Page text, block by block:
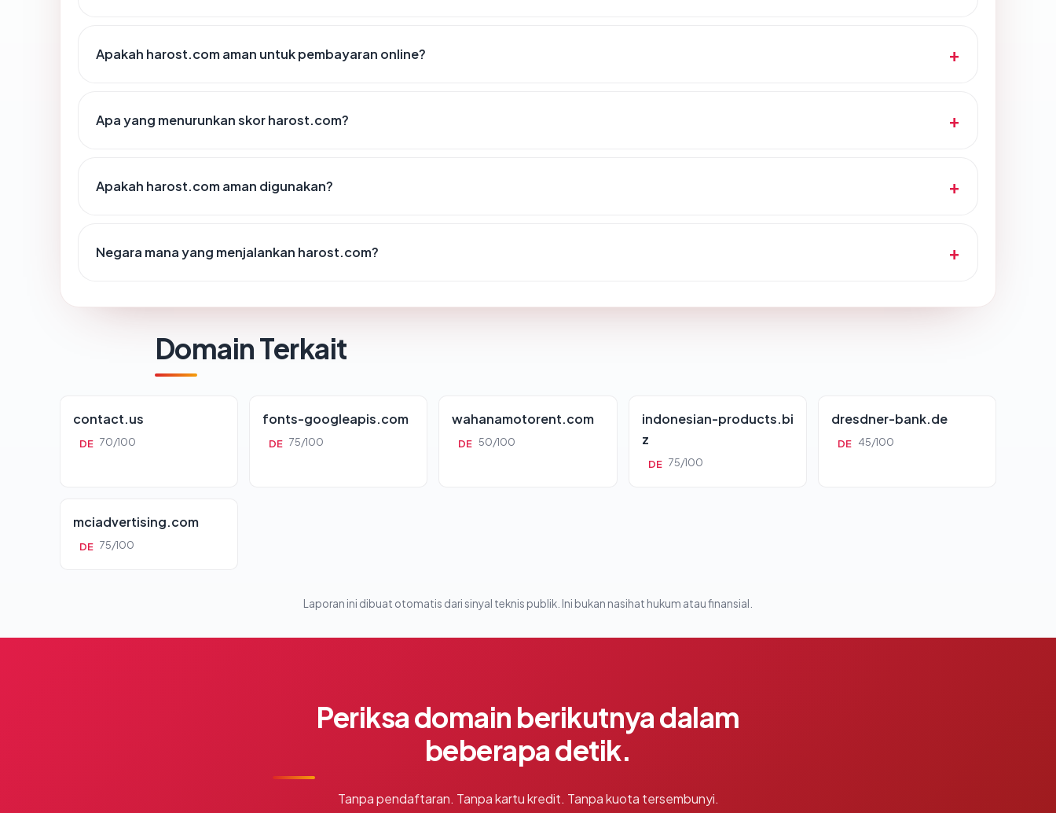
Apakah harost.com aman untuk pembayaran online?
Apa yang menurunkan skor harost.com?
Apakah harost.com aman digunakan?
Negara mana yang menjalankan harost.com?
Domain Terkait
contact.us
DE 70/100
fonts-googleapis.com
DE 75/100
wahanamotorent.com
DE 50/100
indonesian-products.bi
z
DE 75/100
dresdner-bank.de
DE 45/100
mciadvertising.com
DE 75/100
Laporan ini dibuat otomatis dari sinyal teknis publik. Ini bukan nasihat hukum atau finansial.
Periksa domain berikutnya dalam
beberapa detik.
Tanpa pendaftaran. Tanpa kartu kredit. Tanpa kuota tersembunyi.